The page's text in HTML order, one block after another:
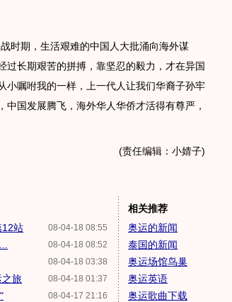
期，生活艰难的中国人大批涌向海外谋
过长期艰苦的拼搏，靠坚忍的毅力，才在异国
小嘱咐我的一样，上一代人让我们华裔子孙牢
国发展腾飞，海外华人华侨才活得有尊严，
(责任编辑：小婧子)
08-04-18 08:55
12站
08-04-18 08:52
08-04-18 03:38
08-04-18 01:37
之旅
08-04-17 21:16
相关推荐
奥运的新闻
泰国的新闻
奥运场馆鸟巢
奥运英语
奥运歌曲下载